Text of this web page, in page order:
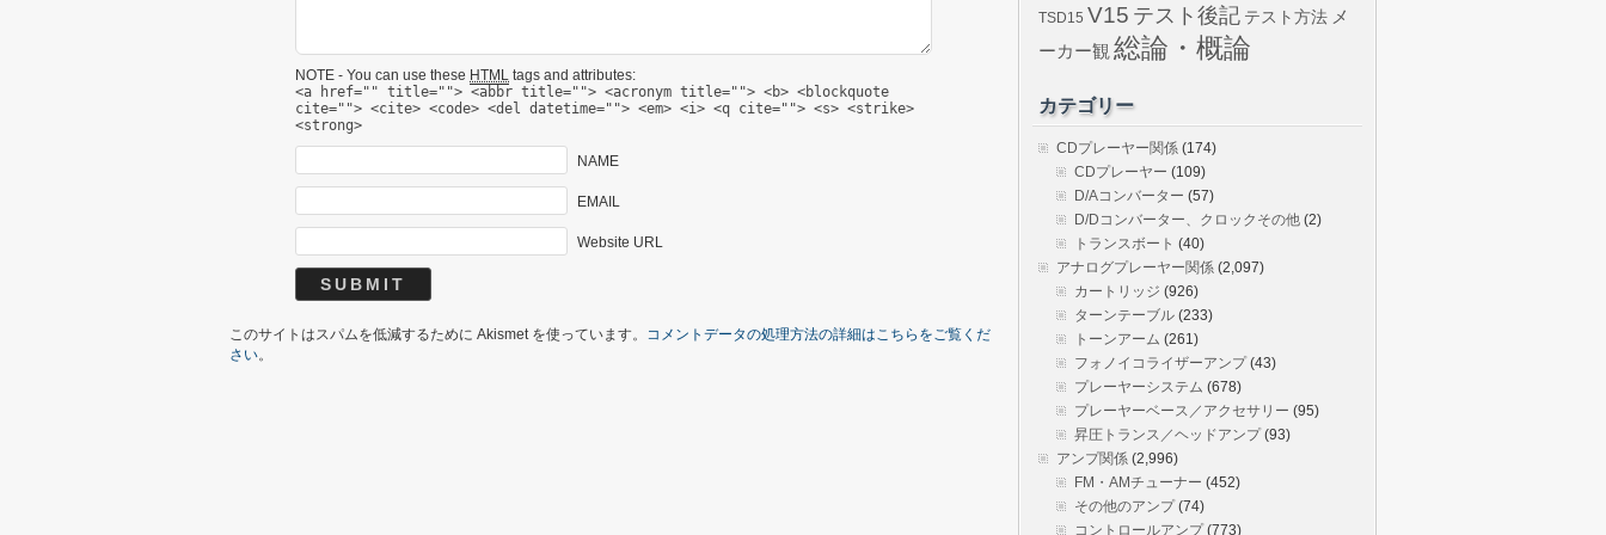
NOTE - You can use these HTML tags and attributes:
<a href="" title=""> <abbr title=""> <acronym title=""> <b> <blockquote
cite=""> <cite> <code> <del datetime=""> <em> <i> <q cite=""> <s> <strike>
<strong>
NAME
EMAIL
Website URL
このサイトはスパムを低減するために Akismet を使っています。 コメントデータの処理方法の詳細はこちらをご覧くだ
さい。
TSD15 V15 テスト後記 テスト方法 メ
ーカー観 総論・概論
カテゴリー
CDプレーヤー関係 (174)
CDプレーヤー (109)
D/Aコンバーター (57)
D/Dコンバーター、クロックその他 (2)
トランスボート (40)
アナログプレーヤー関係 (2,097)
カートリッジ (926)
ターンテーブル (233)
トーンアーム (261)
フォノイコライザーアンプ(43)
プレーヤーシステム (678)
プレーヤーベース／アクセサリー (95)
昇圧トランス／ヘッドアンプ(93)
アンプ関係 (2,996)
FM・AMチューナー (452)
その他のアンプ(74)
コントロールアンプ(773)